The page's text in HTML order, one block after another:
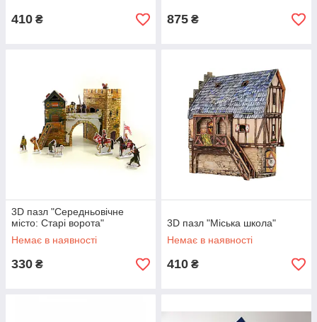
410 ₴ 875 ₴
3D пазл "Середньовічне
місто: Старі ворота"
Немає в наявності
330 ₴
3D пазл "Міська школа"
Немає в наявності
410 ₴